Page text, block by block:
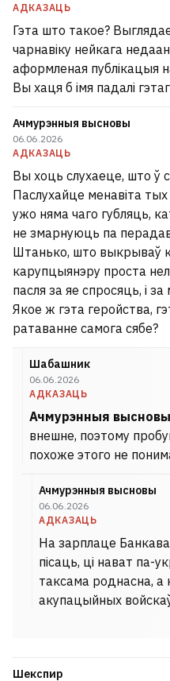
АДКАЗАЦЬ
Гэта што такое?
чарнавіку нейкага
аформленая публікацыя
Вы хаця б імя падалі
Ачмурэнныя высновы
06.06.2026
АДКАЗАЦЬ
Вы хоць слухаеце, што ў
Паслухайце менавіта тых
ужо няма чаго губляць,
не змарнуюць па
Штанько, што выкрываў
карупцыянэру проста
пасля за яе спросяць, і
Якое ж гэта геройства,
ратаванне самога сябе?
Шабашник
06.06.2026
АДКАЗАЦЬ
Ачмурэнныя высновы
внешне, поэтому
похоже этого не
Ачмурэнныя высновы
06.06.2026
АДКАЗАЦЬ
На зарплаце
пісаць, ці нават па-
таксама роднасна,
акупацыйных
Шекспир